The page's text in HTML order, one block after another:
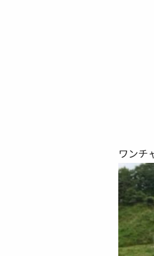
ワンチ